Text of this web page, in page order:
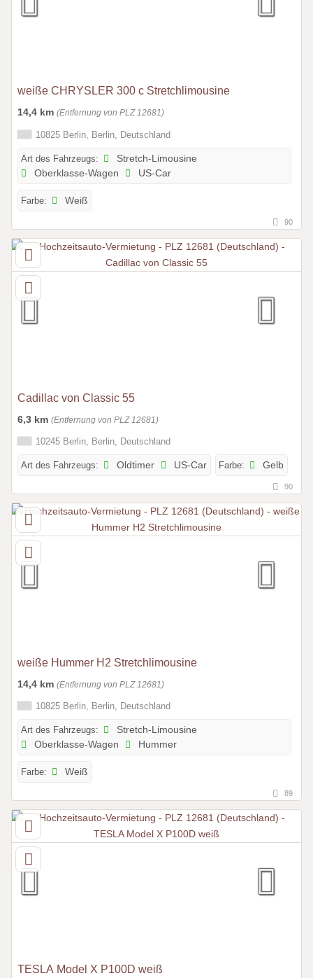
weiße CHRYSLER 300 c Stretchlimousine
14,4 km (Entfernung von PLZ 12681)
10825 Berlin, Berlin, Deutschland
Art des Fahrzeugs:
Stretch-Limousine
Oberklasse-Wagen
US-Car
Farbe: Weiß
90
Cadillac von Classic 55
6,3 km (Entfernung von PLZ 12681)
10245 Berlin, Berlin, Deutschland
Art des Fahrzeugs: Oldtimer US-Car Farbe: Gelb
90
weiße Hummer H2 Stretchlimousine
14,4 km (Entfernung von PLZ 12681)
10825 Berlin, Berlin, Deutschland
Art des Fahrzeugs:
Stretch-Limousine
Oberklasse-Wagen
Hummer
Farbe: Weiß
89
TESLA Model X P100D weiß